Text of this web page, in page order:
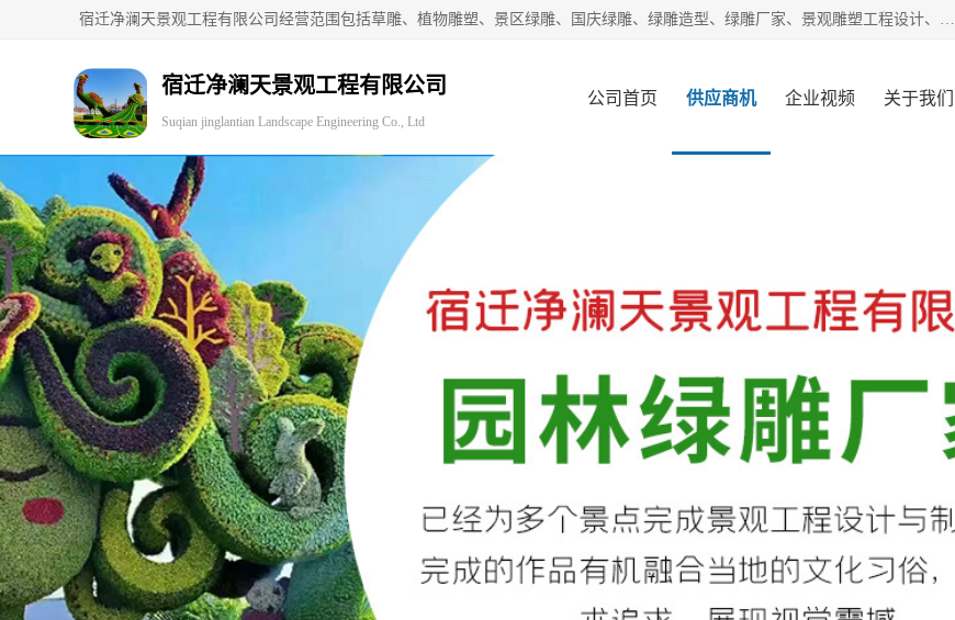
宿迁净澜天景观工程有限公司经营范围包括草雕、植物雕塑、景区绿雕、国庆绿雕、绿雕造型、绿雕厂家、景观雕塑工程设计、施工;绿化工程设计、施工、养护;绿化苗木、盆景种植、销售;是一家大型立体花坛草雕绿雕、五色草造型绿雕，仿真植物绿雕、稻草人工艺品、不锈钢雕塑等策划制作厂家，提供绿雕设计，制作,加工，及安装一站式服务。
宿迁净澜天景观工程有限公司
Suqian jinglantian Landscape Engineering Co., Ltd
公司首页 供应商机 企业视频 关于我们